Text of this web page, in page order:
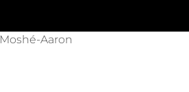
Moshé-Aaron